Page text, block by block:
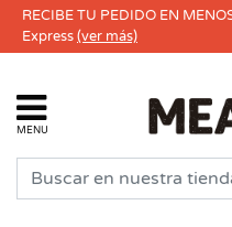
RECIBE TU PEDIDO EN
Express(ver más)
MENU